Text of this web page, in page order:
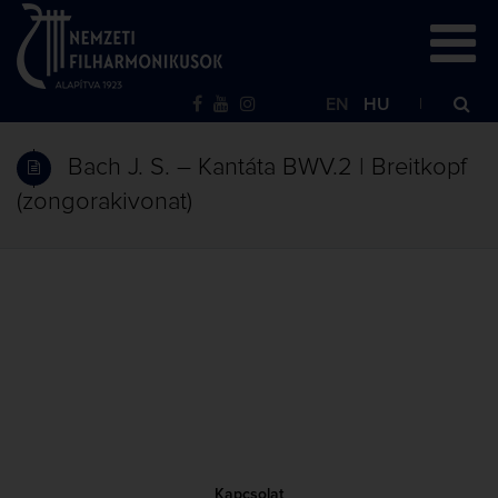
EN HU
Bach J. S. – Kantáta BWV.2 | Breitkopf
(zongorakivonat)
Kapcsolat